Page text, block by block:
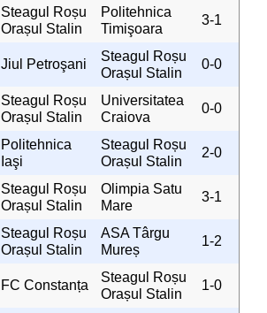
Steagul Roșu
Orașul Stalin
Politehnica
Timişoara
3-1
Jiul Petroşani
Steagul Roșu
Orașul Stalin
0-0
Steagul Roșu
Orașul Stalin
Universitatea
Craiova
0-0
Politehnica
Iaşi
Steagul Roșu
Orașul Stalin
2-0
Steagul Roșu
Orașul Stalin
Olimpia Satu
Mare
3-1
Steagul Roșu
Orașul Stalin
ASA Târgu
Mureș
1-2
FC Constanța
Steagul Roșu
Orașul Stalin
1-0